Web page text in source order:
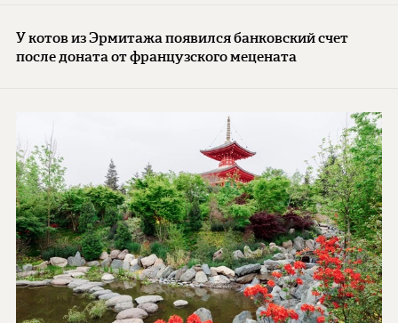
У котов из Эрмитажа появился банковский счет
после доната от французского мецената